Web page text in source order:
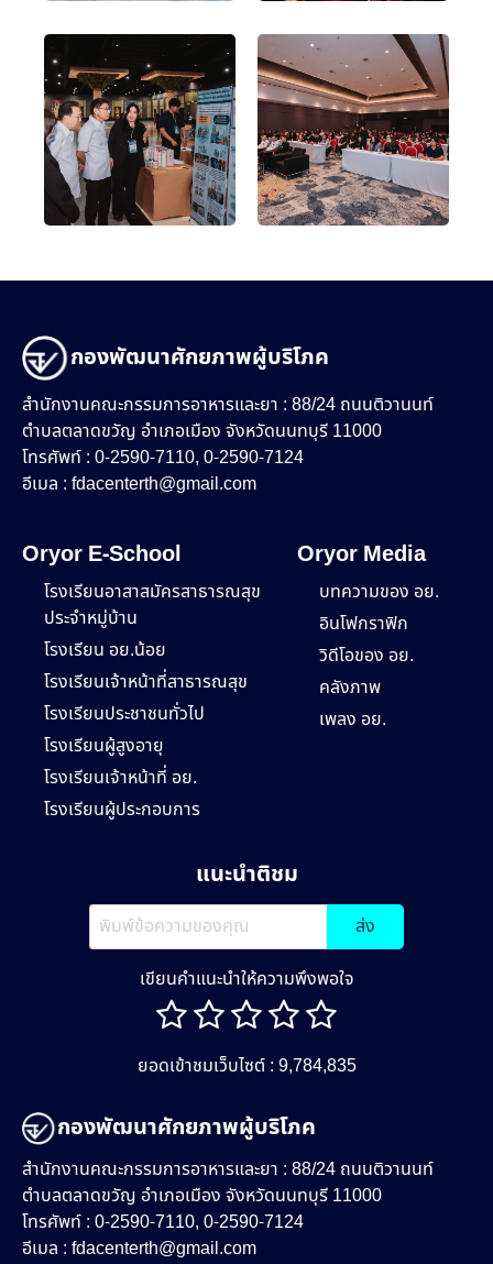
กองพัฒนาศักยภาพผู้บริโภค
สำนักงานคณะกรรมการอาหารและยา : 88/24 ถนนติวานนท์
ตำบลตลาดขวัญ อำเภอเมือง จังหวัดนนทบุรี 11000
โทรศัพท์ : 0-2590-7110, 0-2590-7124
อีเมล : fdacenterth@gmail.com
Oryor E-School
โรงเรียนอาสาสมัครสาธารณสุข
ประจำหมู่บ้าน
โรงเรียน อย.น้อย
โรงเรียนเจ้าหน้าที่สาธารณสุข
โรงเรียนประชาชนทั่วไป
โรงเรียนผู้สูงอายุ
โรงเรียนเจ้าหน้าที่ อย.
โรงเรียนผู้ประกอบการ
Oryor Media
บทความของ อย.
อินโฟกราฟิก
วิดีโอของ อย.
คลังภาพ
เพลง อย.
แนะนำติชม
ส่ง
เขียนคำแนะนำให้ความพึงพอใจ
ยอดเข้าชมเว็บไซต์ : 9,784,835
กองพัฒนาศักยภาพผู้บริโภค
สำนักงานคณะกรรมการอาหารและยา : 88/24 ถนนติวานนท์
ตำบลตลาดขวัญ อำเภอเมือง จังหวัดนนทบุรี 11000
โทรศัพท์ : 0-2590-7110, 0-2590-7124
อีเมล : fdacenterth@gmail.com